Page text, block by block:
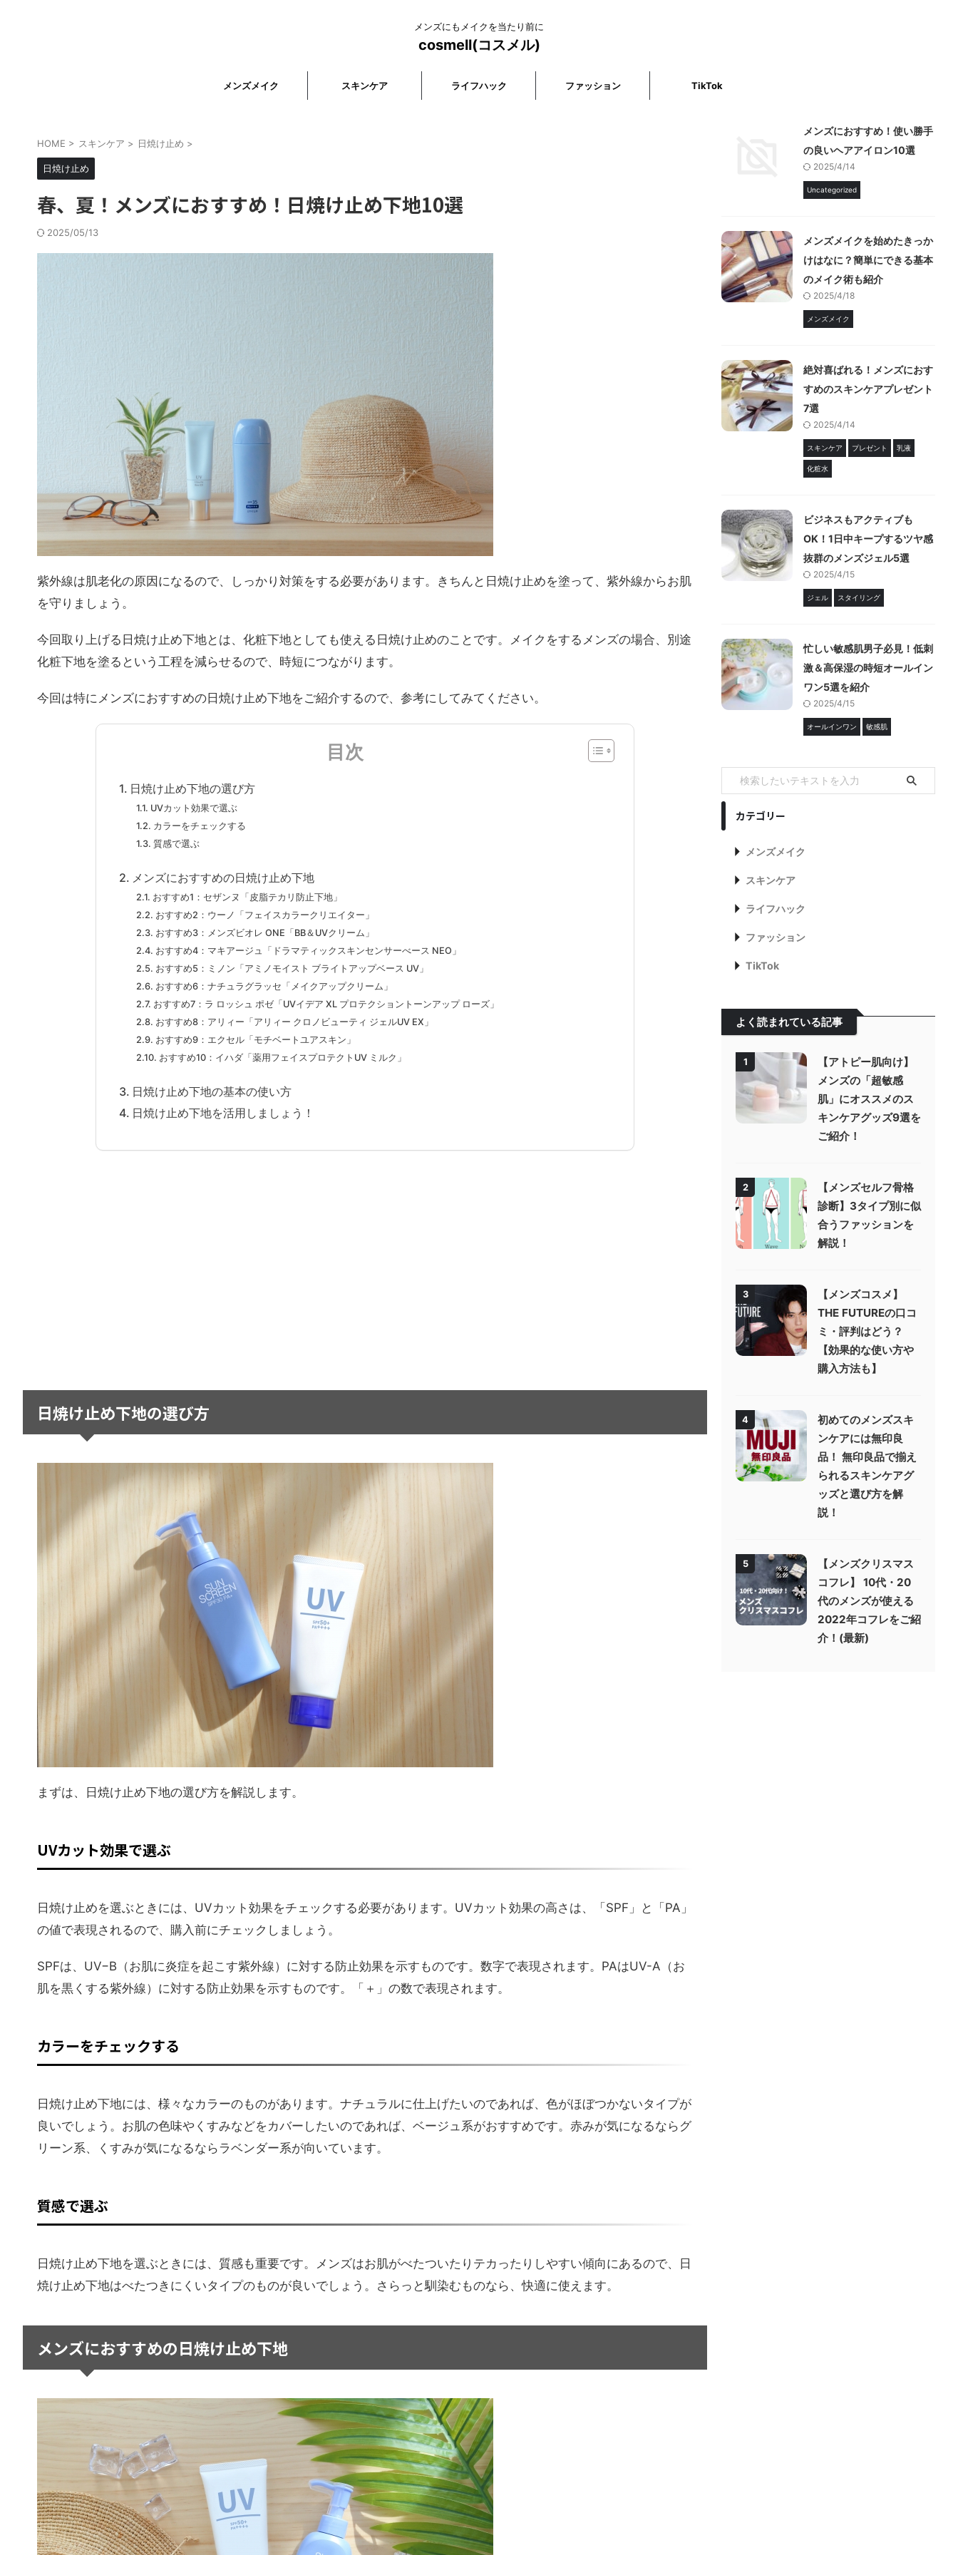
メンズにもメイクを当たり前に
cosmell(コスメル)
メンズメイク スキンケア ライフハック ファッション TikTok
HOME > スキンケア > 日焼け止め >
日焼け止め
春、夏！メンズにおすすめ！日焼け止め下地10選
2025/05/13
紫外線は肌老化の原因になるので、しっかり対策をする必要があります。きちんと日焼け止めを塗って、紫外線からお肌
を守りましょう。
今回取り上げる日焼け止め下地とは、化粧下地としても使える日焼け止めのことです。メイクをするメンズの場合、別途
化粧下地を塗るという工程を減らせるので、時短につながります。
今回は特にメンズにおすすめの日焼け止め下地をご紹介するので、参考にしてみてください。
目次
日焼け止め下地の選び方
UVカット効果で選ぶ
カラーをチェックする
質感で選ぶ
メンズにおすすめの日焼け止め下地
おすすめ1：セザンヌ「皮脂テカリ防止下地」
おすすめ2：ウーノ「フェイスカラークリエイター」
おすすめ3：メンズビオレ ONE「BB＆UVクリーム」
おすすめ4：マキアージュ「ドラマティックスキンセンサーべース NEO」
おすすめ5：ミノン「アミノモイスト ブライトアップベース UV」
おすすめ6：ナチュラグラッセ「メイクアップクリーム」
おすすめ7：ラ ロッシュ ポゼ「UVイデア XL プロテクショントーンアップ ローズ」
おすすめ8：アリィー「アリィー クロノビューティ ジェルUV EX」
おすすめ9：エクセル「モチベートユアスキン」
おすすめ10：イハダ「薬用フェイスプロテクトUV ミルク」
日焼け止め下地の基本の使い方
日焼け止め下地を活用しましょう！
日焼け止め下地の選び方
まずは、日焼け止め下地の選び方を解説します。
UVカット効果で選ぶ
日焼け止めを選ぶときには、UVカット効果をチェックする必要があります。UVカット効果の高さは、「SPF」と「PA」
の値で表現されるので、購入前にチェックしましょう。
SPFは、UV−B（お肌に炎症を起こす紫外線）に対する防止効果を示すものです。数字で表現されます。PAはUV-A（お
肌を黒くする紫外線）に対する防止効果を示すものです。「＋」の数で表現されます。
カラーをチェックする
日焼け止め下地には、様々なカラーのものがあります。ナチュラルに仕上げたいのであれば、色がほぼつかないタイプが
良いでしょう。お肌の色味やくすみなどをカバーしたいのであれば、ベージュ系がおすすめです。赤みが気になるならグ
リーン系、くすみが気になるならラベンダー系が向いています。
質感で選ぶ
日焼け止め下地を選ぶときには、質感も重要です。メンズはお肌がべたついたりテカったりしやすい傾向にあるので、日
焼け止め下地はべたつきにくいタイプのものが良いでしょう。さらっと馴染むものなら、快適に使えます。
メンズにおすすめの日焼け止め下地
メンズにおすすめ！使い勝手
の良いヘアアイロン10選
2025/4/14
Uncategorized
メンズメイクを始めたきっか
けはなに？簡単にできる基本
のメイク術も紹介
2025/4/18
メンズメイク
絶対喜ばれる！メンズにおす
すめのスキンケアプレゼント
7選
2025/4/14
スキンケア プレゼント 乳液
化粧水
ビジネスもアクティブも
OK！1日中キープするツヤ感
抜群のメンズジェル5選
2025/4/15
ジェル スタイリング
忙しい敏感肌男子必見！低刺
激＆高保湿の時短オールイン
ワン5選を紹介
2025/4/15
オールインワン 敏感肌
カテゴリー
メンズメイク
スキンケア
ライフハック
ファッション
TikTok
よく読まれている記事
1
【アトピー肌向け】
メンズの「超敏感
肌」にオススメのス
キンケアグッズ9選を
ご紹介！
2
【メンズセルフ骨格
診断】3タイプ別に似
合うファッションを
解説！
3
【メンズコスメ】
THE FUTUREの口コ
ミ・評判はどう？
【効果的な使い方や
購入方法も】
4
初めてのメンズスキ
ンケアには無印良
品！ 無印良品で揃え
られるスキンケアグ
ッズと選び方を解
説！
5
【メンズクリスマス
コフレ】 10代・20
代のメンズが使える
2022年コフレをご紹
介！(最新)